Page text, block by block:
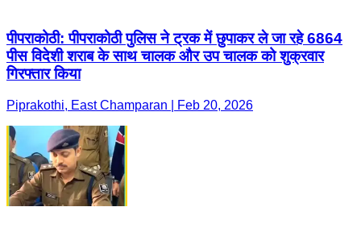
पीपराकोठी: पीपराकोठी पुलिस ने ट्रक में छुपाकर ले जा रहे 6864
पीस विदेशी शराब के साथ चालक और उप चालक को शुक्रवार
गिरफ्तार किया
Piprakothi, East Champaran | Feb 20, 2026